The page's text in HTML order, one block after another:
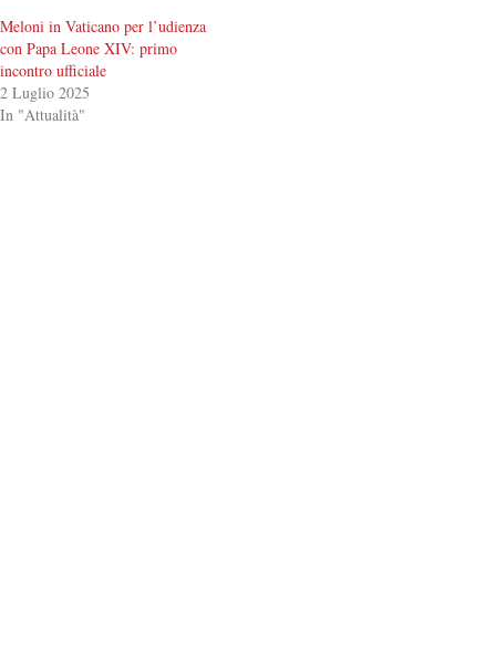
Meloni in Vaticano per l’udienza
con Papa Leone XIV: primo
incontro ufficiale
2 Luglio 2025
In "Attualità"